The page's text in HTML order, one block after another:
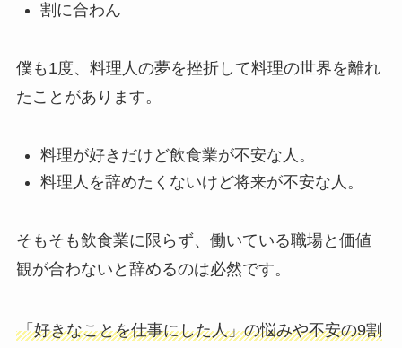
割に合わん
僕も1度、料理人の夢を挫折して料理の世界を離れ
たことがあります。
料理が好きだけど飲食業が不安な人。
料理人を辞めたくないけど将来が不安な人。
そもそも飲食業に限らず、働いている職場と価値
観が合わないと辞めるのは必然です。
「好きなことを仕事にした人」の悩みや不安の9割